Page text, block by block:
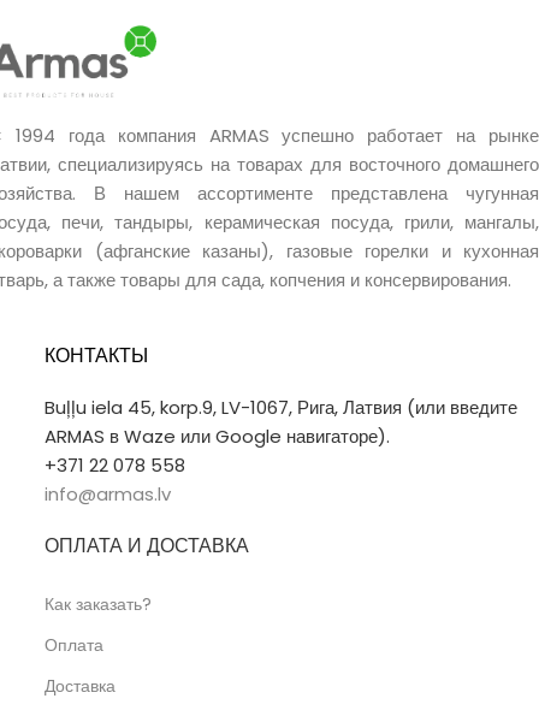
до примерно 3 часов
дыма, мало золы, очень чистое
горение и отсутствие
отличным выбором для более
удобного и качественного
гриллинга.
1994 года компания ARMAS успешно работает на рынке
специализируясь на товарах для восточного домашнего
В нашем ассортименте представлена чугунная
печи, тандыры, керамическая посуда, грили, мангалы,
(афганские казаны), газовые горелки и кухонная
а также товары для сада, копчения и консервирования.
КОНТАКТЫ
Buļļu iela 45, korp.9, LV-1067, Рига, Латвия (или введите
ARMAS в Waze или Google навигаторе).
+371 22 078 558
info@armas.lv
ОПЛАТА И ДОСТАВКА
Как заказать?
Оплата
Доставка